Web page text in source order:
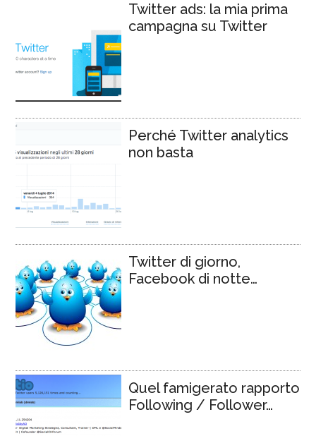
Twitter ads: la mia prima
campagna su Twitter
Perché Twitter analytics
non basta
Twitter di giorno,
Facebook di notte…
Quel famigerato rapporto
Following / Follower…